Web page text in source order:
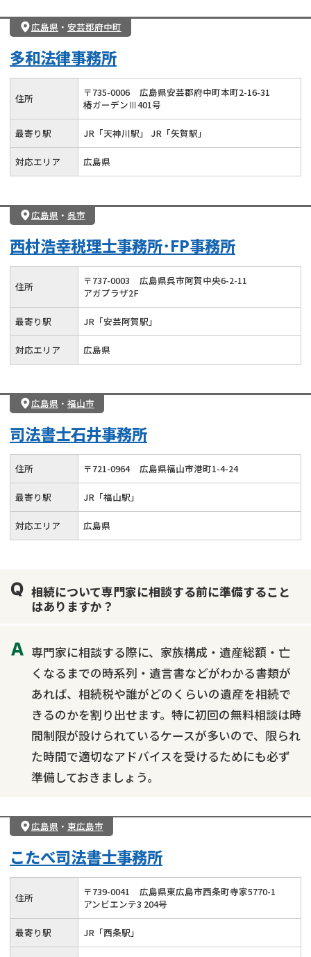
広島県 ・ 安芸郡府中町
多和法律事務所
住所 〒735-0006
広島県安芸郡府中町本町2-16-31
椿ガーデンⅢ401号
最寄り駅 JR「天神川駅」 JR「矢賀駅」
対応エリア 広島県
広島県 ・ 呉市
西村浩幸税理士事務所･FP事務所
住所 〒737-0003
広島県呉市阿賀中央6-2-11
アガプラザ2F
最寄り駅 JR「安芸阿賀駅」
対応エリア 広島県
広島県 ・ 福山市
司法書士石井事務所
住所 〒721-0964 広島県福山市港町1-4-24
最寄り駅 JR「福山駅」
対応エリア 広島県
相続について専門家に相談する前に準備すること
はありますか？
専門家に相談する際に、家族構成・遺産総額・亡
くなるまでの時系列・遺言書などがわかる書類が
あれば、相続税や誰がどのくらいの遺産を相続で
きるのかを割り出せます。特に初回の無料相談は時
間制限が設けられているケースが多いので、限られ
た時間で適切なアドバイスを受けるためにも必ず
準備しておきましょう。
広島県 ・ 東広島市
こたべ司法書士事務所
住所 〒739-0041
広島県東広島市西条町寺家5770-1
アンビエンテ3 204号
最寄り駅 JR「西条駅」